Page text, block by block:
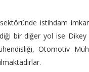
istihdam
bir diğer yol ise Dikey
Otomotiv